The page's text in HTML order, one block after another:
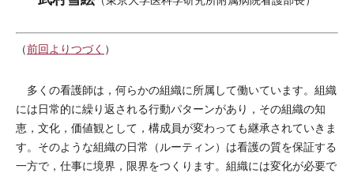
（前回よりつづく ）
多くの看護師は，何らかの組織に所属して働いています。組織
には日常的に繰り返される行動パターンがあり，その組織の知
恵，文化，価値観として，構成員が変わっても継承されていきま
す。そのような組織の日常（ルーティン）は看護の質を保証する
一方で，仕事に境界，限界をつくります。組織には変化が必要で